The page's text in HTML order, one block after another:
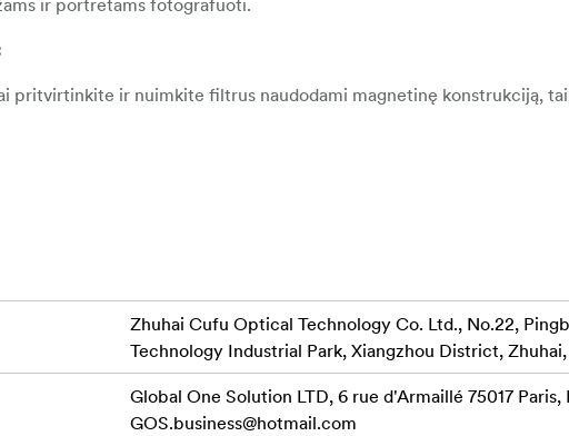
ir portretams fotografuoti.
pritvirtinkite ir nuimkite filtrus naudodami magnetinę konstrukciją,
Zhuhai Cufu Optical Technology Co. Ltd., No.22,
Technology Industrial Park, Xiangzhou District,
Global One Solution LTD, 6 rue d'Armaillé 75017
GOS.business@hotmail.com